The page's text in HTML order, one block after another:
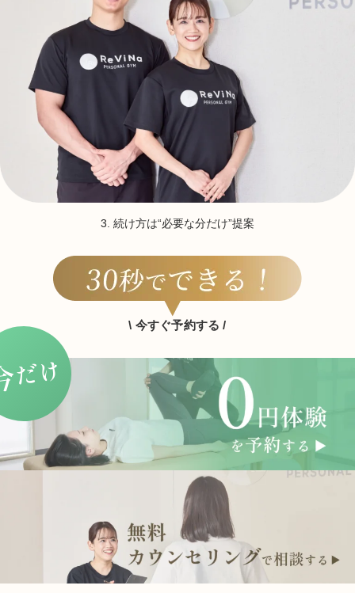
3. 続け方は“必要な分だけ”提案
\ 今すぐ予約する /
だけ